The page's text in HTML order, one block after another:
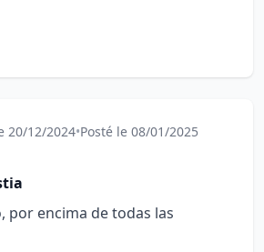
20/12/2024•Posté le 08/01/2025
por encima de todas las